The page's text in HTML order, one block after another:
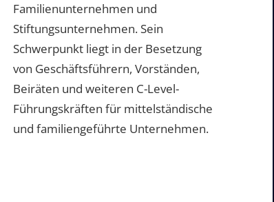
Familienunternehmen und
Stiftungsunternehmen. Sein
Schwerpunkt liegt in der Besetzung
von Geschäftsführern, Vorständen,
Beiräten und weiteren C-Level-
Führungskräften für mittelständische
und familiengeführte Unternehmen.